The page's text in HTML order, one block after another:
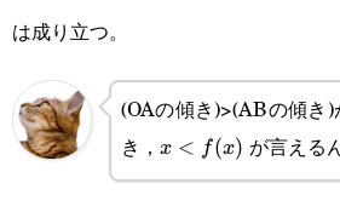
\sin\cfrac{\pi t}{2}}
は成り立つ。
(OAの傾き)>(ABの傾き)
き， x<f(x)
x < f(x) が言える